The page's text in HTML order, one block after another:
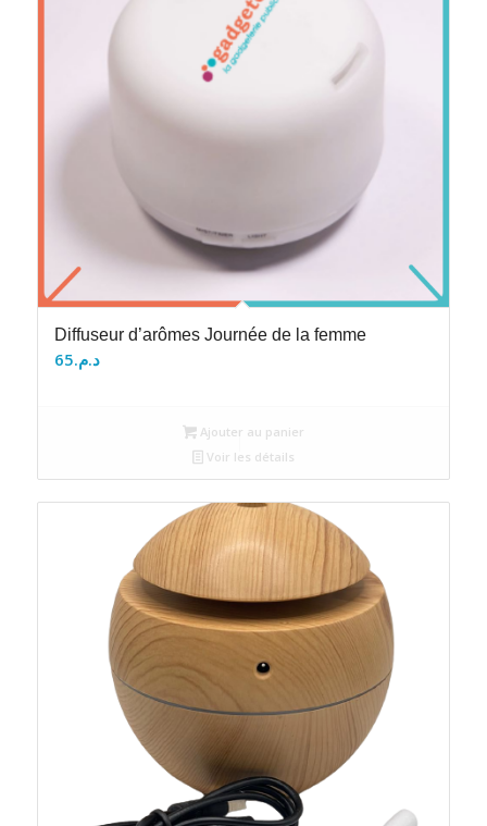
Diffuseur d’arômes Journée de la femme
د.م.65
Ajouter au panier
Voir les détails